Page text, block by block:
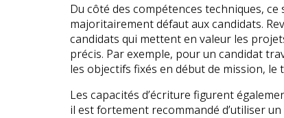
Du côté des compétences techniques,
majoritairement défaut aux candidats.
candidats qui mettent en valeur les
précis. Par exemple, pour un candidat
les objectifs fixés en début de mission,
Les capacités d’écriture figurent
il est fortement recommandé d’utiliser